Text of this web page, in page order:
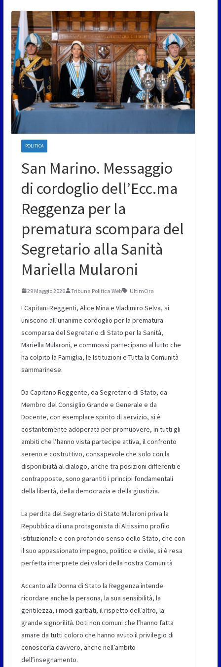
POLITICA
San Marino. Messaggio
di cordoglio dell’Ecc.ma
Reggenza per la
prematura scompara del
Segretario alla Sanità
Mariella Mularoni
29 Maggio 2026 Tribuna Politica Web UltimOra
I Capitani Reggenti, Alice Mina e Vladimiro Selva, si
uniscono all’unanime cordoglio per la prematura
scomparsa del Segretario di Stato per la Sanità,
Mariella Mularoni, e commossi partecipano al lutto che
ha colpito la Famiglia, le Istituzioni e Tutta la Comunità
sammarinese.
Da Capitano Reggente, da Segretario di Stato, da
Membro del Consiglio Grande e Generale e da
Docente, con esemplare spirito di servizio, si è
costantemente adoperata per promuovere, in tutti gli
ambiti che l’hanno vista partecipe attiva, il confronto
sereno e costruttivo, consapevole che solo con la
disponibilità al dialogo, anche tra posizioni differenti e
contrapposte, sono garantiti i principi fondamentali
della libertà, della democrazia e della giustizia.
La perdita del Segretario di Stato Mularoni priva la
Repubblica di una protagonista di Altissimo profilo
istituzionale e con profondo senso dello Stato, che con
il suo appassionato impegno, politico e civile, si è resa
perfetta interprete dei valori della nostra Comunità
Accanto alla Donna di Stato la Reggenza intende
ricordare anche la persona, la sua sensibilità, la
gentilezza, i modi garbati, il rispetto dell’altro, la
grande signorilità. Doti non comuni che l’hanno fatta
amare da tutti coloro che hanno avuto il privilegio di
conoscerla davvero, anche nell’ambito
dell’insegnamento.